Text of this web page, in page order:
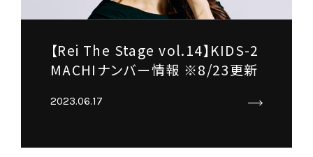
【Rei The Stage vol.14】KIDS-2
MACHIナンバー情報 ※8/23更新
2023.06.17